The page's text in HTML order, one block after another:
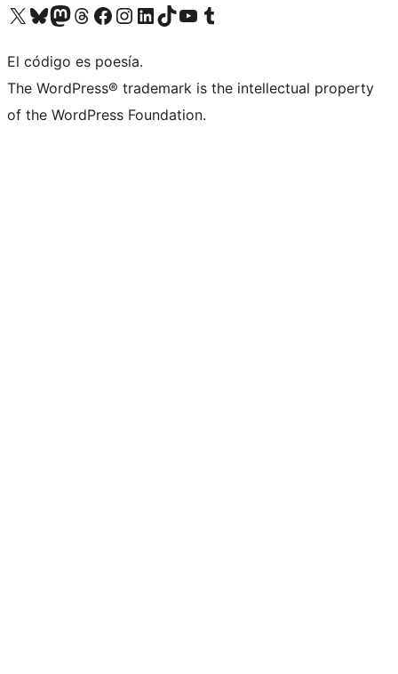
Visita nuestra cuenta de X (anteriormente Twitter)
Visita nuestra cuenta de Bluesky
Visita nuestra cuenta de Mastodon
Visita nuestra cuenta de Threads
Visita nuestra página de Facebook
Visita nuestra cuenta de Instagram
Visita nuestra cuenta de LinkedIn
Visita nuestra cuenta de TikTok
Visita nuestro canal de YouTube
Visita nuestra cuenta de Tumblr
El código es poesía.
The WordPress® trademark is the intellectual property
of the WordPress Foundation.